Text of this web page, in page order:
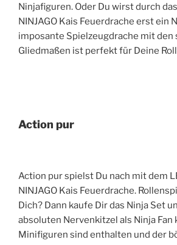
Ninjafiguren. Oder Du wirst durch
NINJAGO Kais Feuerdrache erst ein
imposante Spielzeugdrache mit den
Gliedmaßen ist perfekt für Deine
Action pur
Action pur spielst Du nach mit dem
NINJAGO Kais Feuerdrache.
Dich? Dann kaufe Dir das Ninja Set
absoluten Nervenkitzel als Ninja Fan
Minifiguren sind enthalten und der